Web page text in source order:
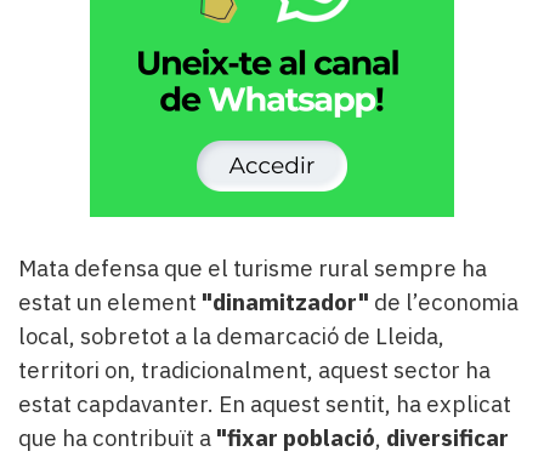
Mata defensa que el turisme rural sempre ha
estat un element "dinamitzador" de l’economia
local, sobretot a la demarcació de Lleida,
territori on, tradicionalment, aquest sector ha
estat capdavanter. En aquest sentit, ha explicat
que ha contribuït a "fixar població, diversificar